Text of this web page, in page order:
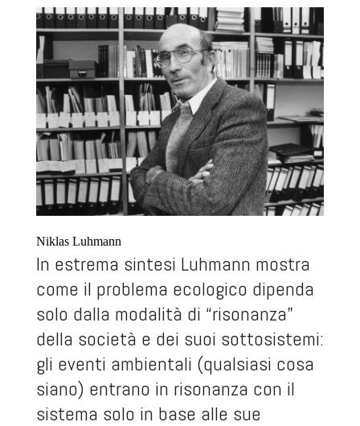
Niklas Luhmann
In estrema sintesi Luhmann mostra
come il problema ecologico dipenda
solo dalla modalità di “risonanza”
della società e dei suoi sottosistemi:
gli eventi ambientali (qualsiasi cosa
siano) entrano in risonanza con il
sistema solo in base alle sue